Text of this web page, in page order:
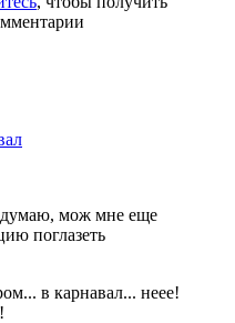
думаю, мож мне еще
поглазеть
в карнавал... неее!